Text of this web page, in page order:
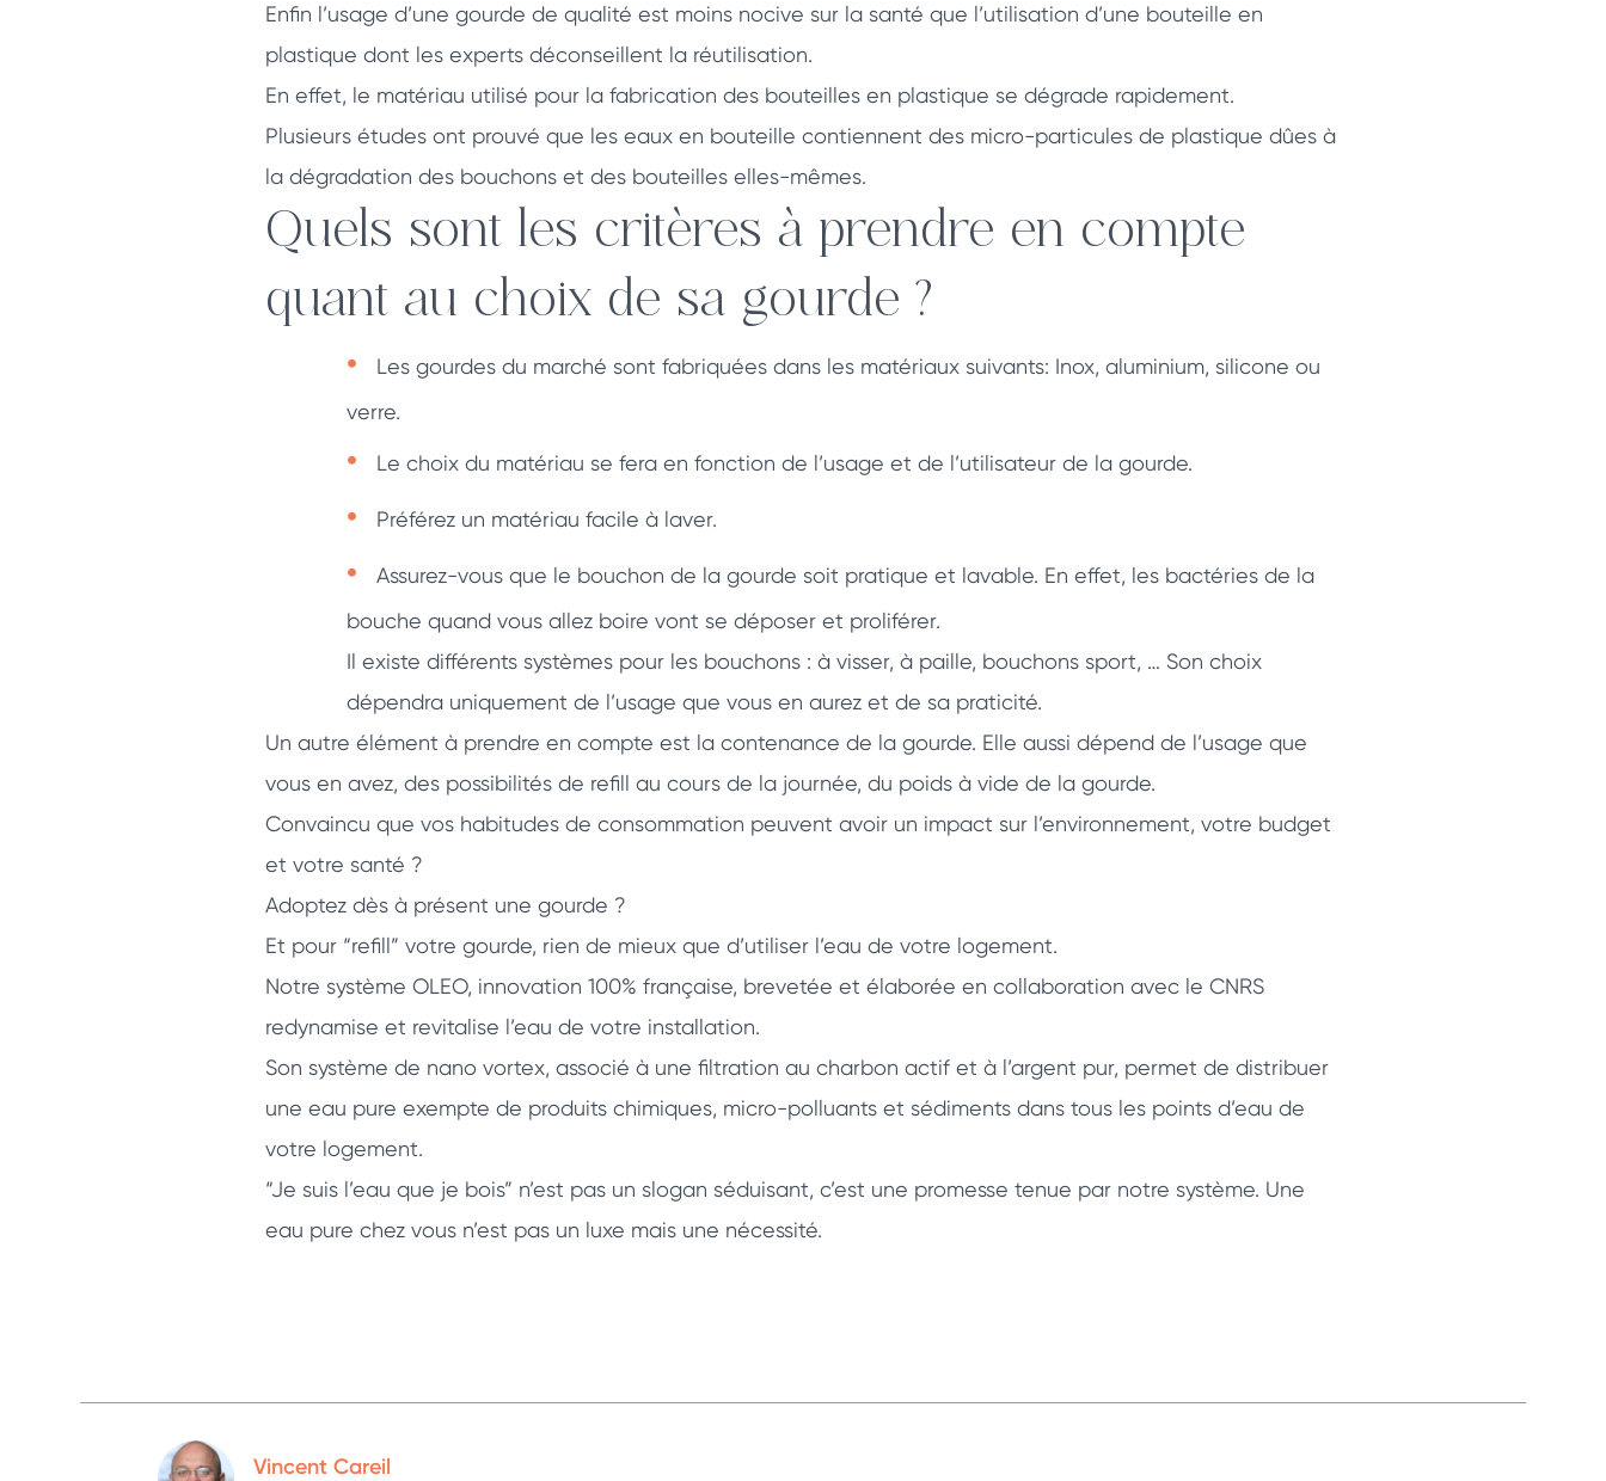
Enfin l’usage d’une gourde de qualité est moins nocive sur la santé que l’utilisation d’une bouteille en
plastique dont les experts déconseillent la réutilisation.
En effet, le matériau utilisé pour la fabrication des bouteilles en plastique se dégrade rapidement.
Plusieurs études ont prouvé que les eaux en bouteille contiennent des micro-particules de plastique dûes à
la dégradation des bouchons et des bouteilles elles-mêmes.
Quels sont les critères à prendre en compte
quant au choix de sa gourde ?
Les gourdes du marché sont fabriquées dans les matériaux suivants: Inox, aluminium, silicone ou
verre.
Le choix du matériau se fera en fonction de l’usage et de l’utilisateur de la gourde.
Préférez un matériau facile à laver.
Assurez-vous que le bouchon de la gourde soit pratique et lavable. En effet, les bactéries de la
bouche quand vous allez boire vont se déposer et proliférer.
Il existe différents systèmes pour les bouchons : à visser, à paille, bouchons sport, … Son choix
dépendra uniquement de l’usage que vous en aurez et de sa praticité.
Un autre élément à prendre en compte est la contenance de la gourde. Elle aussi dépend de l’usage que
vous en avez, des possibilités de refill au cours de la journée, du poids à vide de la gourde.
Convaincu que vos habitudes de consommation peuvent avoir un impact sur l’environnement, votre budget
et votre santé ?
Adoptez dès à présent une gourde ?
Et pour “refill” votre gourde, rien de mieux que d’utiliser l’eau de votre logement.
Notre système OLEO, innovation 100% française, brevetée et élaborée en collaboration avec le CNRS
redynamise et revitalise l’eau de votre installation.
Son système de nano vortex, associé à une filtration au charbon actif et à l’argent pur, permet de distribuer
une eau pure exempte de produits chimiques, micro-polluants et sédiments dans tous les points d’eau de
votre logement.
“Je suis l’eau que je bois” n’est pas un slogan séduisant, c’est une promesse tenue par notre système. Une
eau pure chez vous n’est pas un luxe mais une nécessité.
Vincent Careil